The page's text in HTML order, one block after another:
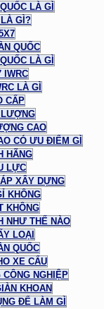
LÀ GÌ
GÌ?
QUỐC
LÀ GÌ
IWRC
LÀ GÌ
CẤP
CAO
CÓ ƯU ĐIỂM GÌ
HÃNG
LỰC
XÂY DỰNG
KHÔNG
KHÔNG
NHƯ THẾ NÀO
LOẠI
QUỐC
XE CẨU
CÔNG NGHIỆP
KHOAN
ĐỂ LÀM GÌ